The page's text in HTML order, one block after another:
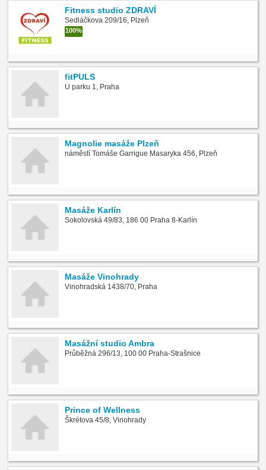
Fitness studio ZDRAVÍ
Sedláčkova 209/16, Plzeň
100%
fitPULS
U parku 1, Praha
Magnolie masáže Plzeň
náměstí Tomáše Garrigue Masaryka 456, Plzeň
Masáže Karlín
Sokolovská 49/83, 186 00 Praha 8-Karlín
Masáže Vinohrady
Vinohradská 1438/70, Praha
Masážní studio Ambra
Průběžná 296/13, 100 00 Praha-Strašnice
Prince of Wellness
Škrétova 45/8, Vinohrady